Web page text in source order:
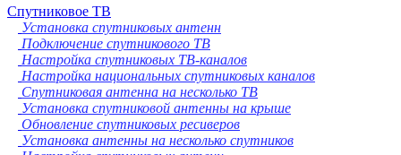
Спутниковое ТВ
Установка спутниковых антенн
Подключение спутникового ТВ
Настройка спутниковых ТВ-каналов
Настройка национальных спутниковых каналов
Спутниковая антенна на несколько ТВ
Установка спутниковой антенны на крыше
Обновление спутниковых ресиверов
Установка антенны на несколько спутников